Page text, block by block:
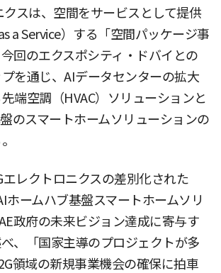
クスは、空間をサービスとして提供
as a Service）する「空間パッケージ事
回のエクスポシティ・ドバイとの
を通じ、AIデータセンターの拡大
端空調（HVAC）ソリューションと
のスマートホームソリューションの
エレクトロニクスの差別化された
ホームハブ基盤スマートホームソリ
政府の未来ビジョン達成に寄与す
、「国家主導のプロジェクトが多
領域の新規事業機会の確保に拍車